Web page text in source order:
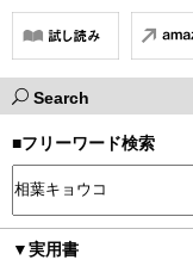
Search
■フリーワード検索
▼実用書